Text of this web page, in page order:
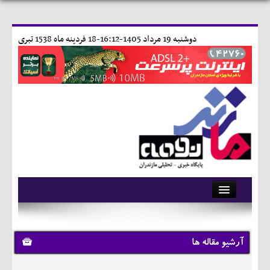
18 فردينه ماه 1538 تبری دوشنبه 19 مرداد 1405-16:12-
آرشیو
تماس با ما
وبلاگ
آرشیو مقاله ها